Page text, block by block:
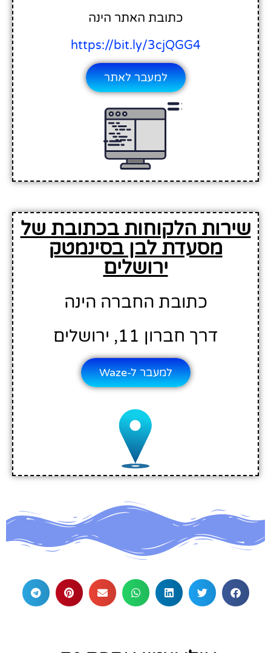
כתובת האתר הינה
https://bit.ly/3cjQGG4
למעבר לאתר
שירות הלקוחות בכתובת של
מסעדת לבן בסינמטק
ירושלים
כתובת החברה הינה
דרך חברון 11, ירושלים
למעבר ל-Waze